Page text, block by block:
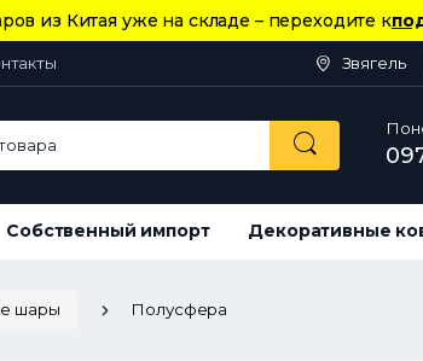
из Китая уже на складе – переходите к
Звягель
Собственный импорт Декоративные
шары Полусфера